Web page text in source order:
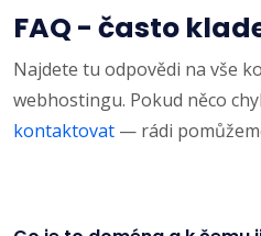
FAQ - často
Najdete tu odpovědi na vše
webhostingu. Pokud něco
kontaktovat — rádi